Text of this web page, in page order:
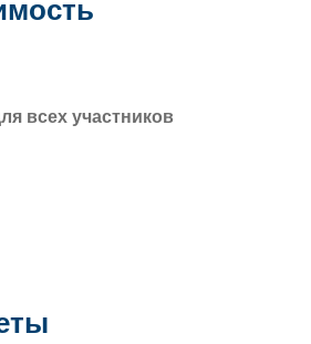
всех участников